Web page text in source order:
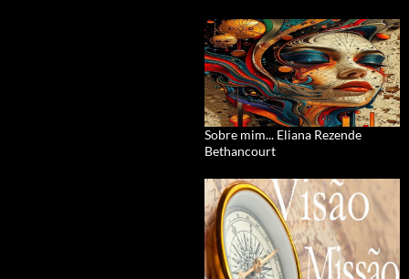
Sobre mim... Eliana Rezende
Bethancourt